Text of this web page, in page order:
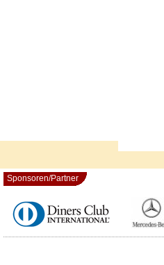
Sponsoren/Partner